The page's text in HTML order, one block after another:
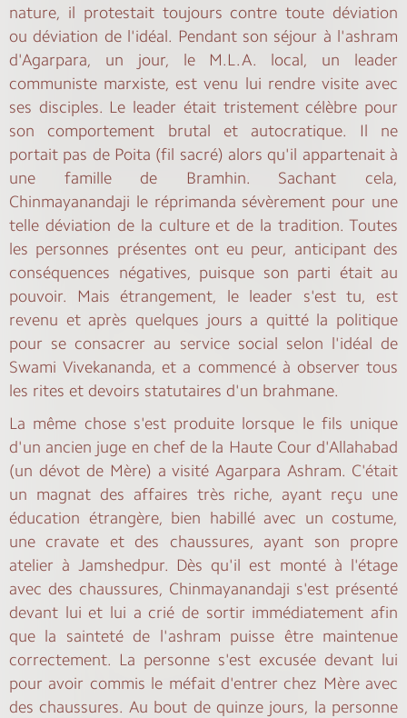
nature, il protestait toujours contre toute déviation
ou déviation de l'idéal. Pendant son séjour à l'ashram
d'Agarpara, un jour, le M.L.A. local, un leader
communiste marxiste, est venu lui rendre visite avec
ses disciples. Le leader était tristement célèbre pour
son comportement brutal et autocratique. Il ne
portait pas de Poita (fil sacré) alors qu'il appartenait à
une famille de Bramhin. Sachant cela,
Chinmayanandaji le réprimanda sévèrement pour une
telle déviation de la culture et de la tradition. Toutes
les personnes présentes ont eu peur, anticipant des
conséquences négatives, puisque son parti était au
pouvoir. Mais étrangement, le leader s'est tu, est
revenu et après quelques jours a quitté la politique
pour se consacrer au service social selon l'idéal de
Swami Vivekananda, et a commencé à observer tous
les rites et devoirs statutaires d'un brahmane.
La même chose s'est produite lorsque le fils unique
d'un ancien juge en chef de la Haute Cour d'Allahabad
(un dévot de Mère) a visité Agarpara Ashram. C'était
un magnat des affaires très riche, ayant reçu une
éducation étrangère, bien habillé avec un costume,
une cravate et des chaussures, ayant son propre
atelier à Jamshedpur. Dès qu'il est monté à l'étage
avec des chaussures, Chinmayanandaji s'est présenté
devant lui et lui a crié de sortir immédiatement afin
que la sainteté de l'ashram puisse être maintenue
correctement. La personne s'est excusée devant lui
pour avoir commis le méfait d'entrer chez Mère avec
des chaussures. Au bout de quinze jours, la personne